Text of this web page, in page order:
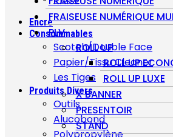
Encre
Consommables
Scotch/Double Face
Papier/Tissu Cleaner
Les Tiges
Produits Divers
Outils
Alucobond
Polypropylène
FRAISEUSE NUMÉRIQUE
PLV
ROLL UP
ROLL UP
ROLL UP LUXE
X BANNER
PRESENTOIR
STAND